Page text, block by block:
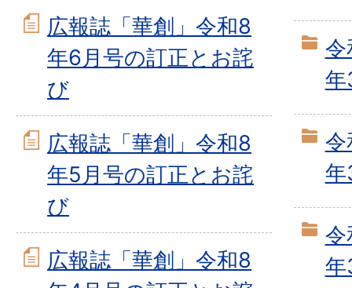
広報誌「華創」令和8
年6月号の訂正とお詫
び
広報誌「華創」令和8
年5月号の訂正とお詫
び
広報誌「華創」令和8
令
年
令
年
令
年